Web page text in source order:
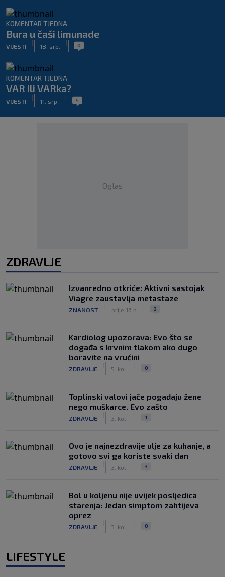
KOMENTAR TJEDNA
Bura u čaši limunade
VIJESTI
|
18. srp.
| 0
KOMENTAR TJEDNA
VAR ili VARka?
VIJESTI
|
11. srp.
| 4
Oglas
ZDRAVLJE
Izvanredno otkriće: Aktivni sastojak
Viagre zaustavlja metastaze
ZNANOST prije 16 h 2
Kardiolog upozorava: Evo što se
događa s krvnim tlakom ako dugo
boravite na vrućini
ZDRAVLJE 5. kol. 0
Toplinski valovi jače pogađaju žene
nego muškarce. Evo zašto
ZDRAVLJE 3. kol. 1
Ovo je najnezdravije ulje za kuhanje, a
gotovo svi ga koriste svaki dan
ZDRAVLJE 3. kol. 3
Bol u koljenu nije uvijek posljedica
starenja: Jedan simptom zahtijeva
oprez
ZDRAVLJE 3. kol. 0
LIFESTYLE